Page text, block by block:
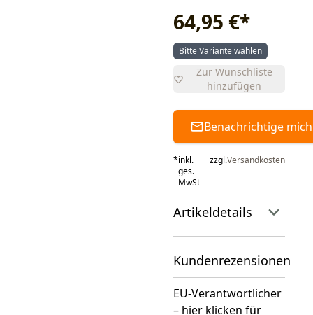
64,95 €*
Bitte Variante wählen
Zur Wunschliste
hinzufügen
Benachrichtige mich
*inkl.
ges.
MwSt
zzgl.Versandkosten
Artikeldetails
Kundenrezensionen
EU-Verantwortlicher
– hier klicken für